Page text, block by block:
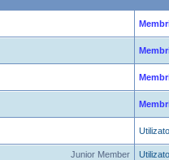
Junior Member